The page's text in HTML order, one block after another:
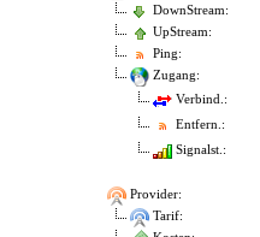
DownStream:
UpStream:
Ping:
Zugang:
Verbind.:
Entfern.:
Signalst.:
Provider:
Tarif: